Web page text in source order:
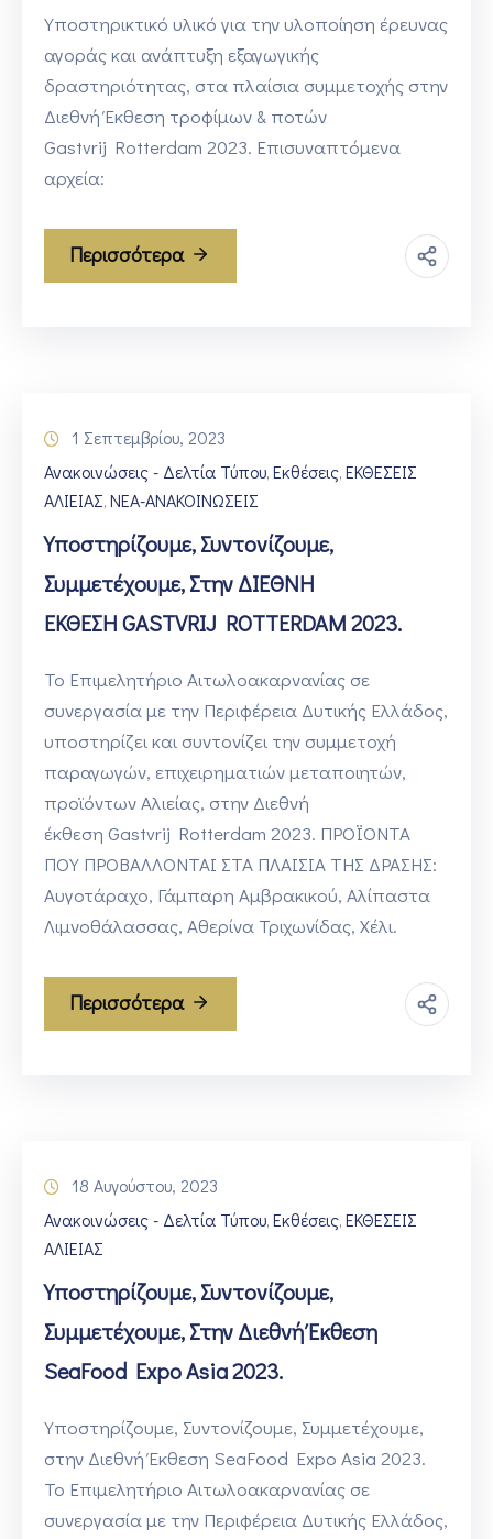
Υποστηρικτικό υλικό για την υλοποίηση έρευνας
αγοράς και ανάπτυξη εξαγωγικής
δραστηριότητας, στα πλαίσια συμμετοχής στην
Διεθνή Έκθεση τροφίμων & ποτών
Gastvrij Rotterdam 2023. Επισυναπτόμενα
αρχεία:
Περισσότερα
1 Σεπτεμβρίου, 2023
Ανακοινώσεις - Δελτία Τύπου‚ Εκθέσεις‚ ΕΚΘΕΣΕΙΣ
ΑΛΙΕΙΑΣ‚ ΝΕΑ-ΑΝΑΚΟΙΝΩΣΕΙΣ
Υποστηρίζουμε, Συντονίζουμε,
Συμμετέχουμε, Στην ΔΙΕΘΝΗ
ΕΚΘΕΣΗ GASTVRIJ ROTTERDAM 2023.
Το Επιμελητήριο Αιτωλοακαρνανίας σε
συνεργασία με την Περιφέρεια Δυτικής Ελλάδος,
υποστηρίζει και συντονίζει την συμμετοχή
παραγωγών, επιχειρηματιών μεταποιητών,
προϊόντων Αλιείας, στην Διεθνή
έκθεση Gastvrij Rotterdam 2023. ΠΡΟΪΟΝΤΑ
ΠΟΥ ΠΡΟΒΑΛΛΟΝΤΑΙ ΣΤΑ ΠΛΑΙΣΙΑ ΤΗΣ ΔΡΑΣΗΣ:
Αυγοτάραχο, Γάμπαρη Αμβρακικού, Αλίπαστα
Λιμνοθάλασσας, Αθερίνα Τριχωνίδας, Χέλι.
Περισσότερα
18 Αυγούστου, 2023
Ανακοινώσεις - Δελτία Τύπου‚ Εκθέσεις‚ ΕΚΘΕΣΕΙΣ
ΑΛΙΕΙΑΣ
Υποστηρίζουμε, Συντονίζουμε,
Συμμετέχουμε, Στην Διεθνή Έκθεση
SeaFood Expo Asia 2023.
Υποστηρίζουμε, Συντονίζουμε, Συμμετέχουμε,
στην Διεθνή Έκθεση SeaFood Expo Asia 2023.
Το Επιμελητήριο Αιτωλοακαρνανίας σε
συνεργασία με την Περιφέρεια Δυτικής Ελλάδος,